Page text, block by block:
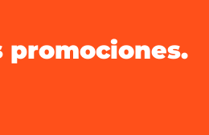
promociones.